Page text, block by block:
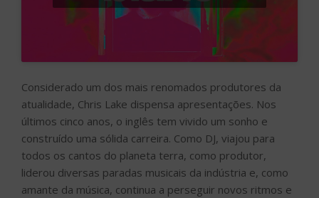
Considerado um dos mais renomados produtores da
atualidade, Chris Lake dispensa apresentações. Nos
últimos cinco anos, o inglês tem vivido um sonho e
construído uma sólida carreira. Como DJ, viajou para
todos os cantos do planeta terra, como produtor,
liderou diversas paradas musicais da indústria e, como
amante da música, continua a perseguir novos ritmos e